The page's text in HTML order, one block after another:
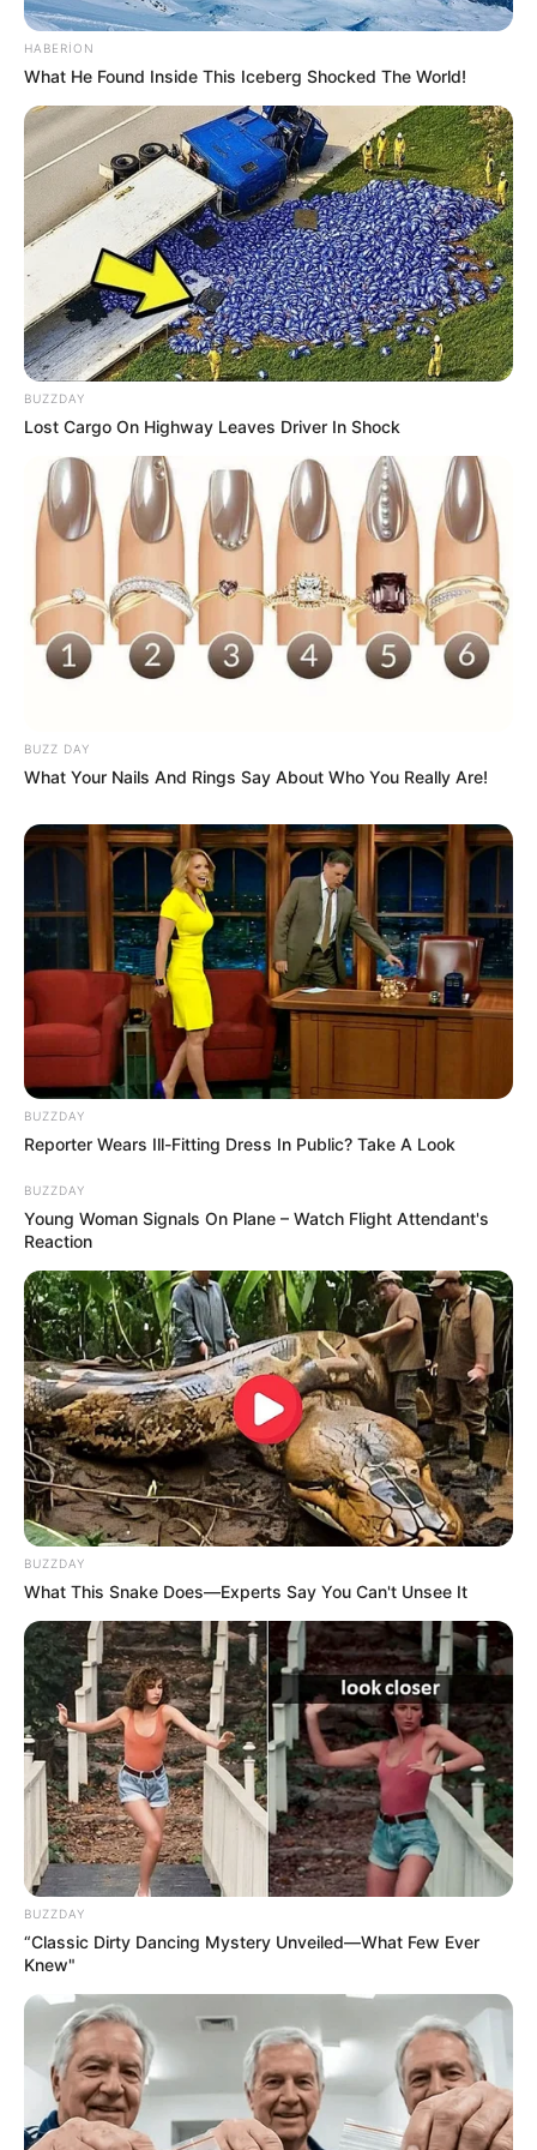
13:55 / 06 Avqust 2026 MARAQLI
Dənizin ən təhlükəli kiçik ovçusu –
Zərbəsi 100°C effekt yaradır
84 0 0
13:40 / 06 Avqust 2026 HÜQUQ
Müstəntiq şübhəli şəxsə müdafiəsini
hazırlamaq üçün vaxtverməlidirmi?
78 0 0
13:22 / 06 Avqust 2026 SİYASƏT
Prezidentdən Bəxtiyar Aslanbəyli ilə
bağlıSƏRƏNCAM
13:20 / 06 Avqust 2026 SİYASƏT
Prezidentdən "AZCON"la bağlıMÜHÜM
FƏRMAN
89 0 0
13:06 / 06 Avqust 2026 CƏMİYYƏT
Sabah hava necə olacaq?
96
HABERION
What He Found Inside This Iceberg Shocked The World!
BUZZDAY
Lost Cargo On Highway Leaves Driver In Shock
BUZZ DAY
What Your Nails And Rings Say About Who You Really Are!
BUZZDAY
Reporter Wears Ill-Fitting Dress In Public? Take A Look
BUZZDAY
Young Woman Signals On Plane – Watch Flight Attendant's
Reaction
BUZZDAY
What This Snake Does—Experts Say You Can't Unsee It
BUZZDAY
“Classic Dirty Dancing Mystery Unveiled—What Few Ever
Knew"